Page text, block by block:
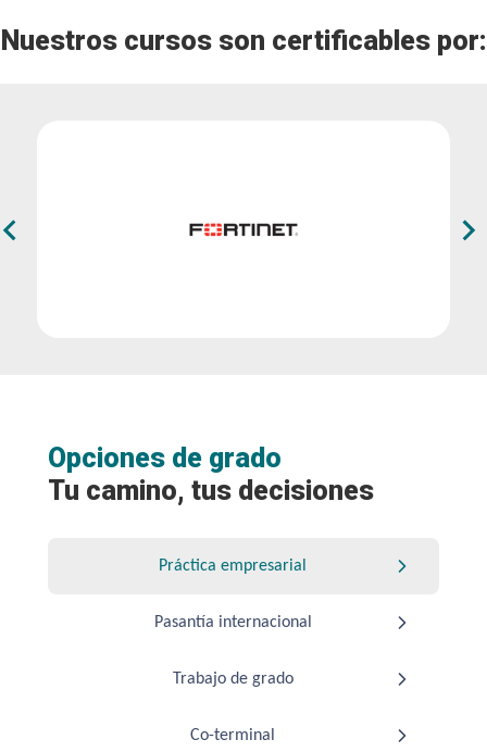
Nuestros cursos son certificables por:
Logo fortinet
Opciones de grado
Tu camino, tus decisiones
Práctica empresarial​
Pasantía internacional
Trabajo de grado
Co-terminal​